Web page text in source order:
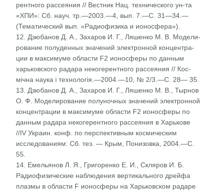
рентного рассеяния // Вестник Нац. технического ун-та
«ХПИ»: Сб. науч. тр.—2003.—4, вып. 7.—С. 31—34.—
(Тематический вып. «Радиофизика и ионосфера»).
12. Дзюбанов Д. А., Захаров И. Г., Ляшенко М. В. Модели­
рование полуденных значений электронной концентра­
ции в максимуме области F2 ионосферы по данным
харьковского радара некогерентного рассеяния // Кос­
мічна наука і технологія.—2004.—10, № 2/3.—С. 28— 35.
13. Дзюбанов Д. А., Захаров И. Г., Ляшенко М. В., Тыр­нов
О. Ф. Моделирование полуночных значений элект­ронной
концентрации в максимуме области F2 ионос­феры по
данным радара некогерентного рассеяния в Харькове
//IV Украин. конф. по перспективным кос­мическим
исследованиям: Сб. тез. — Крым, Понизовка, 2004.—С.
55.
14. Емельянов Л. Я., Григоренко Е. И., Скляров И. Б.
Радиофизические наблюдения вертикального дрейфа
плазмы в области F ионосферы на Харьковском радаре